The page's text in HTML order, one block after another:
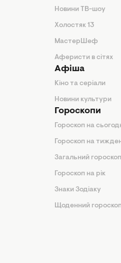
Новини ТВ-шоу
Холостяк 13
МастерШеф
Аферисти в сітях
Афіша
Кіно та серіали
Новини культури
Гороскопи
Гороскоп на
Гороскоп на
Загальний
Гороскоп на рік
Знаки Зодіаку
Щоденний гороскоп